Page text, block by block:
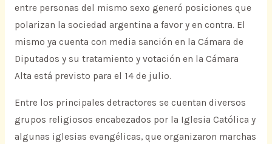
entre personas del mismo sexo generó posiciones que
polarizan la sociedad argentina a favor y en contra. El
mismo ya cuenta con media sanción en la Cámara de
Diputados y su tratamiento y votación en la Cámara
Alta está previsto para el 14 de julio.
Entre los principales detractores se cuentan diversos
grupos religiosos encabezados por la Iglesia Católica y
algunas iglesias evangélicas, que organizaron marchas